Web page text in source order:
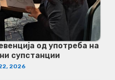
од употреба на
супстанции
2026